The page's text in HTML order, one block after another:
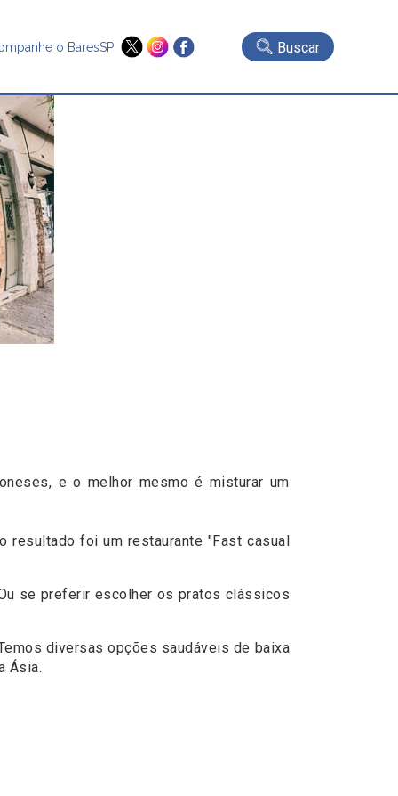
o BaresSP Buscar
e o melhor mesmo é misturar um
foi um restaurante "Fast casual
se preferir escolher os pratos clássicos
diversas opções saudáveis de baixa
Ásia.